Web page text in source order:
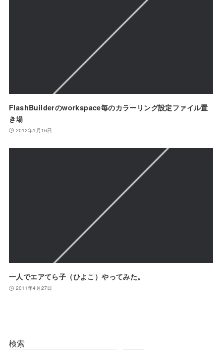
FlashBuilderのworkspace毎のカラーリング設定ファイル置
き場
2012年1月16日
一人でエアてら子（ひよこ）やってみた。
2011年4月27日
検索